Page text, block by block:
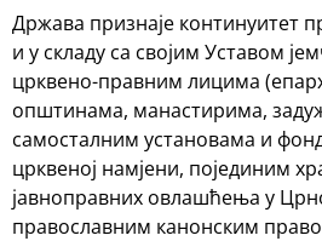
Држава признаје континуитет
и у складу са својим Уставом
црквено-правним лицима
општинама, манастирима,
самосталним установама и
црквеној намјени, појединим
јавноправних овлашћења у
православним канонским